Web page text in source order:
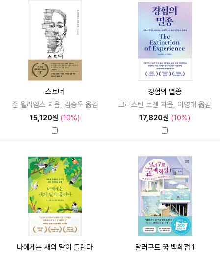
스토너
존 윌리엄스 지음, 김승욱 옮김
15,120원 (10%)
경험의 멸종
크리스틴 로젠 지음, 이영래 옮김
17,820원 (10%)
나에게는 새의 말이 들린다
달러구트 꿈 백화점 1